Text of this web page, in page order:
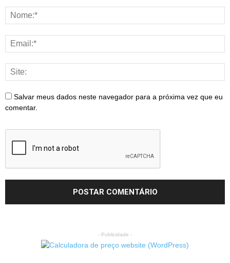
Salvar meus dados neste navegador para a próxima vez que eu
comentar.
- Publicidade -